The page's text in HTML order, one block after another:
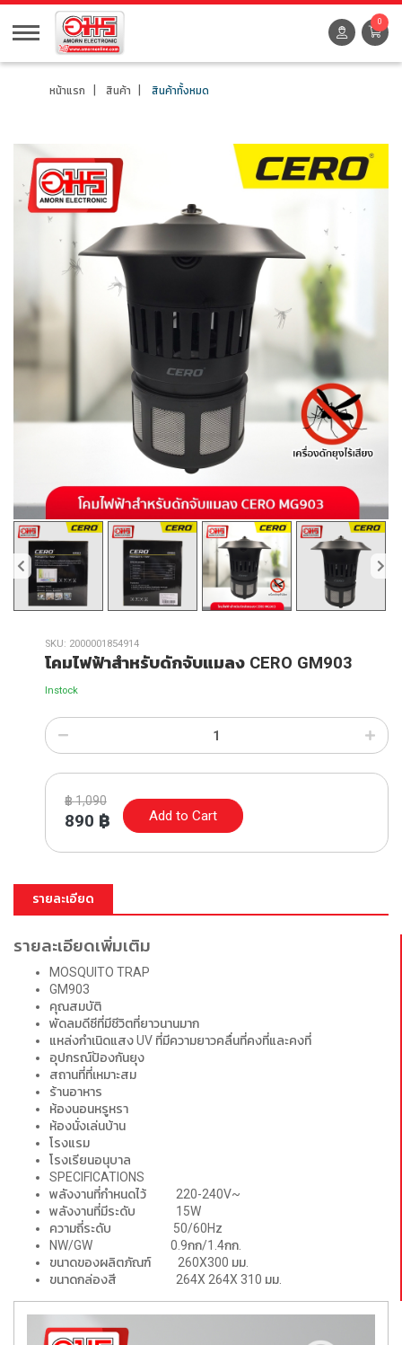
0
หน้าแรก สินค้า สินค้าทั้งหมด
SKU: 2000001854914
โคมไฟฟ้าสำหรับดักจับแมลง CERO GM903
Instock
฿1,090
890 ฿ Add to Cart
รายละเอียด
รายละเอียดเพิ่มเติม
MOSQUITO TRAP
GM903
คุณสมบัติ
พัดลมดีซีที่มีชีวิตที่ยาวนานมาก
แหล่งกำเนิดแสง UV ที่มีความยาวคลื่นที่คงที่และคงที่
อุปกรณ์ป้องกันยุง
สถานที่ที่เหมาะสม
ร้านอาหาร
ห้องนอนหรูหรา
ห้องนั่งเล่นบ้าน
โรงแรม
โรงเรียนอนุบาล
SPECIFICATIONS
พลังงานที่กำหนดไว้ 220-240V~
พลังงานที่มีระดับ 15W
ความถี่ระดับ 50/60Hz
NW/GW 0.9กก/1.4กก.
ขนาดของผลิตภัณฑ์ 260X300 มม.
ขนาดกล่องสี 264X 264X 310 มม.